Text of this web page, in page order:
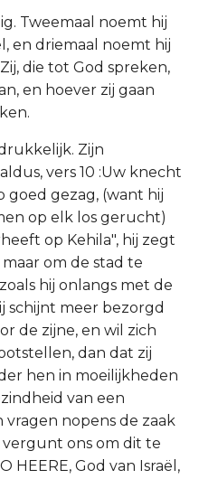
Tweemaal noemt hij
en driemaal noemt hij
die tot God spreken,
en hoever zij gaan
Zijn
vers 10 :Uw knecht
goed gezag, (want hij
op elk los gerucht)
op Kehila", hij zegt
om de stad te
hij onlangs met de
schijnt meer bezorgd
de zijne, en wil zich
dan dat zij
hen in moeilijkheden
van een
nopens de zaak
ons om dit te
HEERE, God van Israël,